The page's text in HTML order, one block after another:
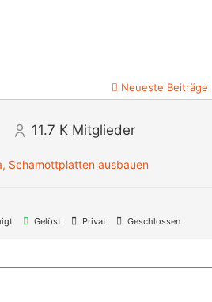
Neueste Beiträge
11.7 K Mitglieder
Schamottplatten ausbauen
Gelöst Privat Geschlossen